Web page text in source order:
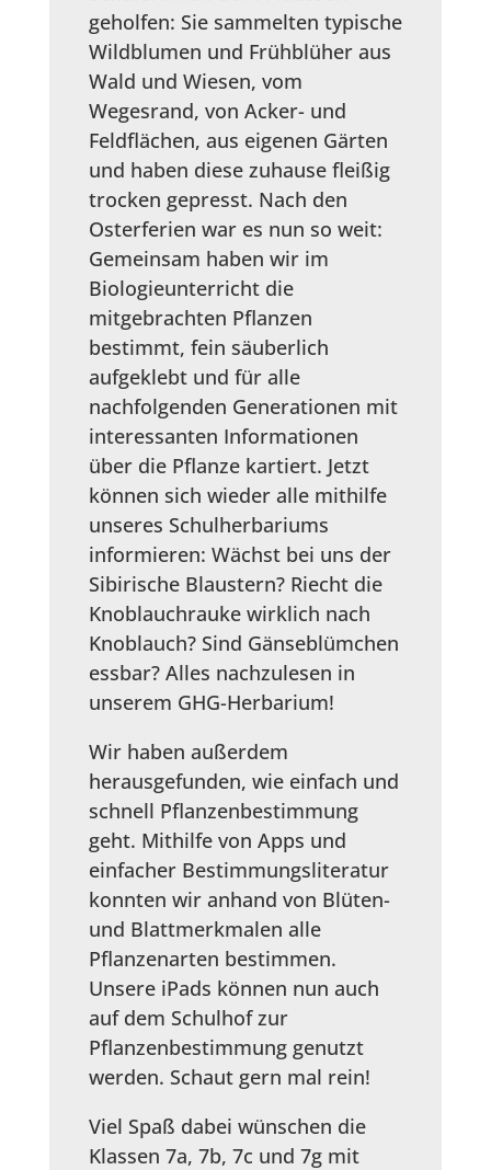
geholfen: Sie sammelten typische
Wildblumen und Frühblüher aus
Wald und Wiesen, vom
Wegesrand, von Acker- und
Feldflächen, aus eigenen Gärten
und haben diese zuhause fleißig
trocken gepresst. Nach den
Osterferien war es nun so weit:
Gemeinsam haben wir im
Biologieunterricht die
mitgebrachten Pflanzen
bestimmt, fein säuberlich
aufgeklebt und für alle
nachfolgenden Generationen mit
interessanten Informationen
über die Pflanze kartiert. Jetzt
können sich wieder alle mithilfe
unseres Schulherbariums
informieren: Wächst bei uns der
Sibirische Blaustern? Riecht die
Knoblauchrauke wirklich nach
Knoblauch? Sind Gänseblümchen
essbar? Alles nachzulesen in
unserem GHG-Herbarium!
Wir haben außerdem
herausgefunden, wie einfach und
schnell Pflanzenbestimmung
geht. Mithilfe von Apps und
einfacher Bestimmungsliteratur
konnten wir anhand von Blüten-
und Blattmerkmalen alle
Pflanzenarten bestimmen.
Unsere iPads können nun auch
auf dem Schulhof zur
Pflanzenbestimmung genutzt
werden. Schaut gern mal rein!
Viel Spaß dabei wünschen die
Klassen 7a, 7b, 7c und 7g mit